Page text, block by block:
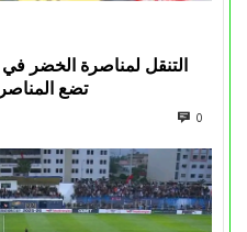
التنقل لمناصرة الخضر في
تضع
0